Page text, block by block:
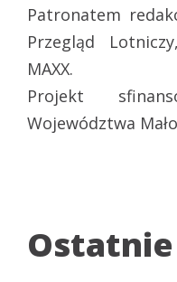
Patronatem
Przegląd
MAXX.
Projekt
Województwa